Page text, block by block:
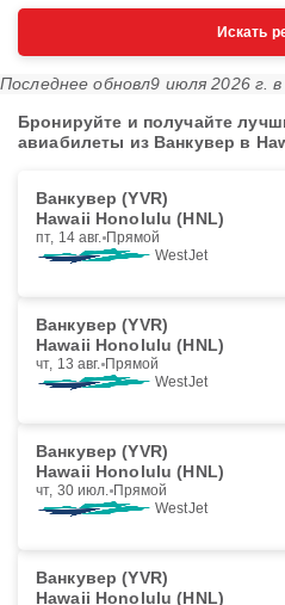
Искать
Последнее обновл9 июля 2026 г.
Бронируйте и получайте
авиабилеты из Ванкувер в
Ванкувер (YVR)
Hawaii Honolulu (HNL)
пт, 14 авг. Прямой
WestJet
Ванкувер (YVR)
Hawaii Honolulu (HNL)
чт, 13 авг. Прямой
WestJet
Ванкувер (YVR)
Hawaii Honolulu (HNL)
чт, 30 июл. Прямой
WestJet
Ванкувер (YVR)
Hawaii Honolulu (HNL)